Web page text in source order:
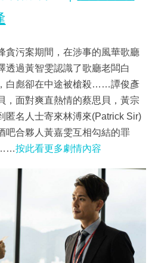
貪污案期間，在涉事的風華歌廳
透過黃智雯認識了歌廳老闆白
白彪卻在中途被槍殺……譚俊彥
，面對爽直熱情的蔡思貝，黃宗
匿名人士寄來林溥來(Patrick Sir)
吧合夥人黃嘉雯互相勾結的罪
……按此看更多劇情內容